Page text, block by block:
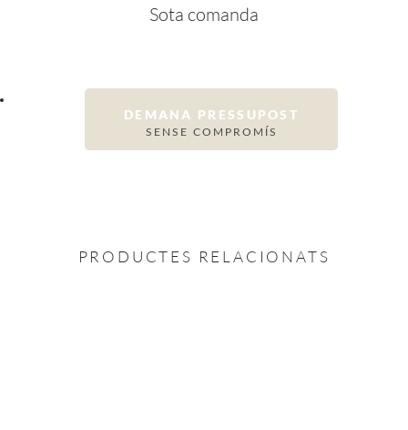
Sota comanda
DEMANA PRESSUPOST
SENSE COMPROMÍS
PRODUCTES RELACIONATS